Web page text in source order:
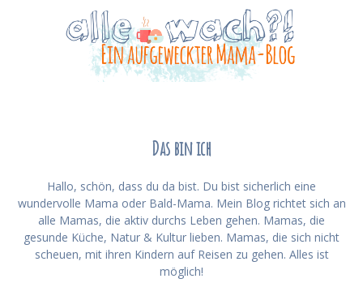
Das bin ich
Hallo, schön, dass du da bist. Du bist sicherlich eine
wundervolle Mama oder Bald-Mama. Mein Blog richtet sich an
alle Mamas, die aktiv durchs Leben gehen. Mamas, die
gesunde Küche, Natur & Kultur lieben. Mamas, die sich nicht
scheuen, mit ihren Kindern auf Reisen zu gehen. Alles ist
möglich!